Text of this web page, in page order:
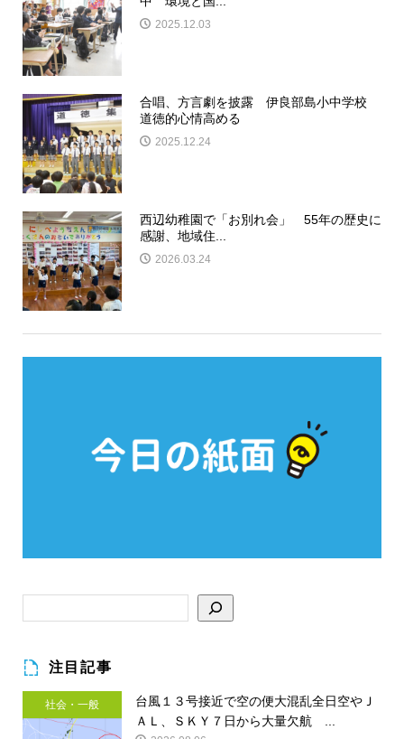
2025.12.03
合唱、方言劇を披露 伊良部島小中学校
道徳的心情高める
2025.12.24
西辺幼稚園で「お別れ会」 55年の歴史に
感謝、地域住...
2026.03.24
注目記事
社会・一般
台風１３号接近で空の便大混乱全日空やＪ
ＡＬ、ＳＫＹ７日から大量欠航 ...